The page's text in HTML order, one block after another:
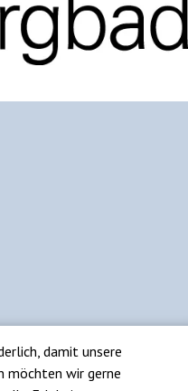
damit unsere
möchten wir gerne